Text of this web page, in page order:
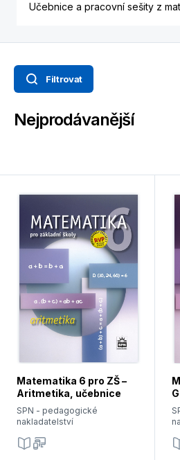
Učebnice a pracovní sešity z
Filtrovat
Nejprodávanější
Matematika 6 pro ZŠ –
Aritmetika, učebnice
SPN - pedagogické
nakladatelství